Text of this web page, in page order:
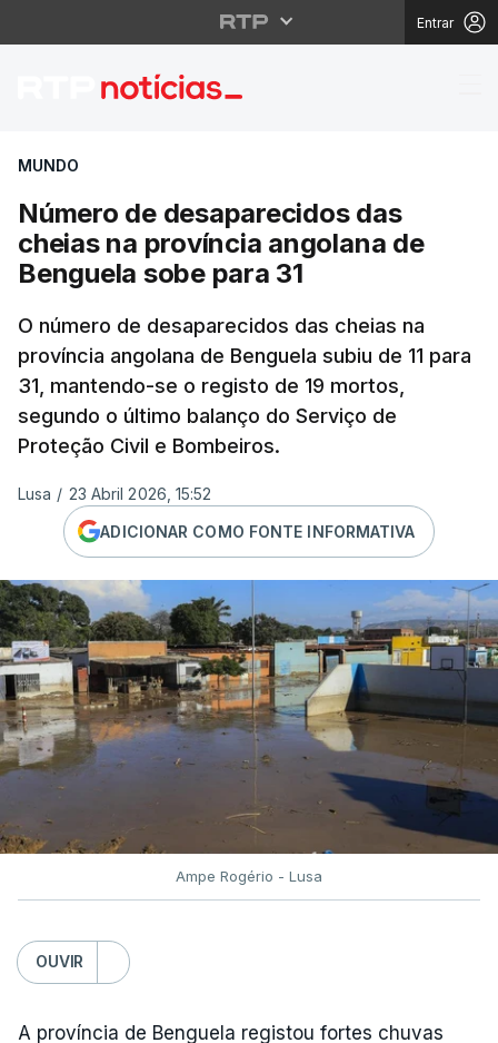
Entrar
Número de
MUNDO
Número de desaparecidos das
cheias na província angolana de
Benguela sobe para 31
O número de desaparecidos das cheias na
província angolana de Benguela subiu de 11 para
31, mantendo-se o registo de 19 mortos,
segundo o último balanço do Serviço de
Proteção Civil e Bombeiros.
Lusa / 23 Abril 2026, 15:52
ADICIONAR COMO FONTE INFORMATIVA
Ampe Rogério - Lusa
OUVIR
A província de Benguela registou fortes chuvas